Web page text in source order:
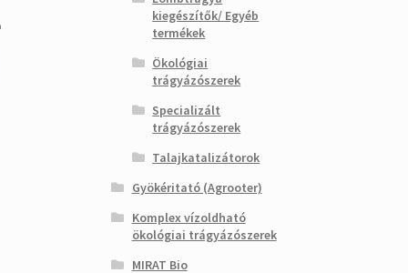
kiegészítők/ Egyéb
termékek
Ökológiai
trágyázószerek
Specializált
trágyázószerek
Talajkatalizátorok
Gyökéritató (Agrooter)
Komplex vízoldható
ökológiai trágyázószerek
MIRAT Bio